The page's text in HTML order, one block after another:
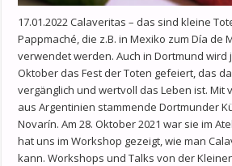
17.01.2022 Calaveritas – das sind kleine
Pappmaché, die z.B. in Mexiko zum Día de
verwendet werden. Auch in Dortmund wird
Oktober das Fest der Toten gefeiert, das
vergänglich und wertvoll das Leben ist. Mit
aus Argentinien stammende Dortmunder
Novarín. Am 28. Oktober 2021 war sie im
hat uns im Workshop gezeigt, wie man
kann. Workshops und Talks von der